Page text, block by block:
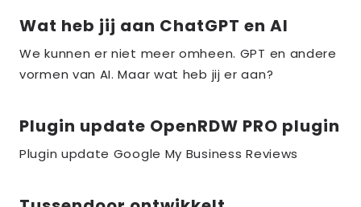
Lees
meer
over
Wat heb jij aan ChatGPT en AI
We kunnen er niet meer omheen. GPT en andere
vormen van AI. Maar wat heb jij er aan?
Lees
meer
Plugin update OpenRDW PRO plugin
Plugin update Google My Business Reviews